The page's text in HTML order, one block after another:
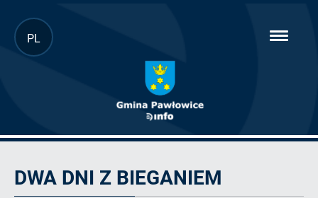
Przejdź
do
PL
DWA DNI Z BIEGANIEM